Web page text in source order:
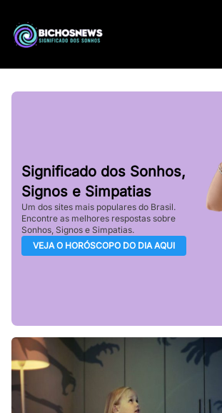
Significado dos Sonhos,
Signos e Simpatias
Um dos sites mais populares do Brasil.
Encontre as melhores respostas sobre
Sonhos, Signos e Simpatias.
VEJA O HORÓSCOPO DO DIA AQUI